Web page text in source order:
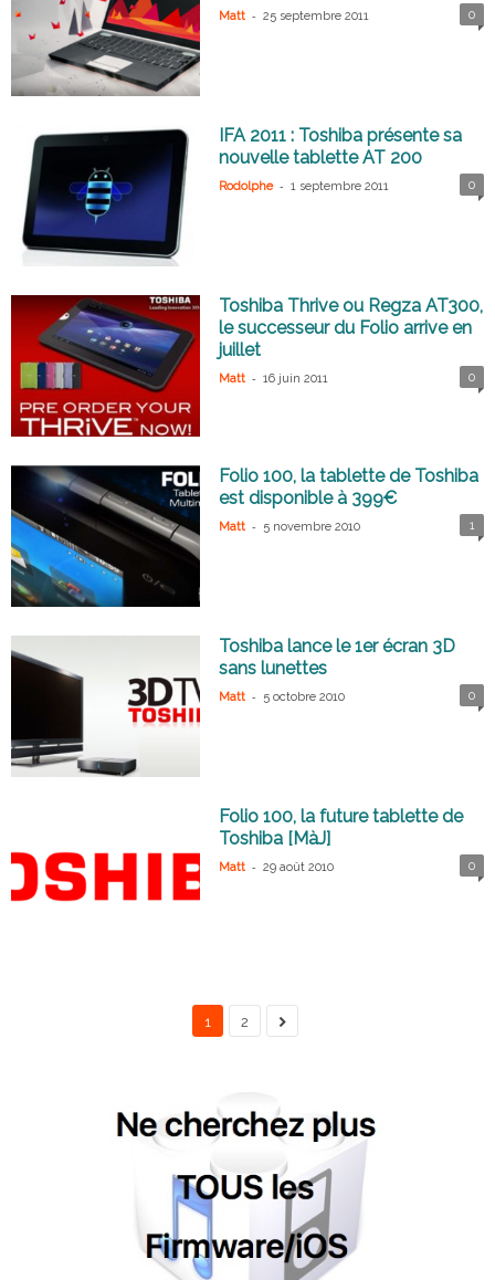
Matt - 25 septembre 2011 0
IFA 2011 : Toshiba présente sa
nouvelle tablette AT 200
Rodolphe - 1 septembre 2011 0
Toshiba Thrive ou Regza AT300,
le successeur du Folio arrive en
juillet
Matt - 16 juin 2011 0
Folio 100, la tablette de Toshiba
est disponible à 399€
Matt - 5 novembre 2010 1
Toshiba lance le 1er écran 3D
sans lunettes
Matt - 5 octobre 2010 0
Folio 100, la future tablette de
Toshiba [MàJ]
Matt - 29 août 2010 0
1 2